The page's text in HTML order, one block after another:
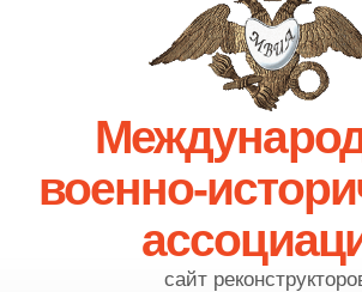
военно-
сайт